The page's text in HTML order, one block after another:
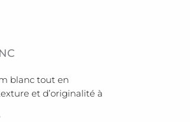
blanc tout en
et d’originalité à